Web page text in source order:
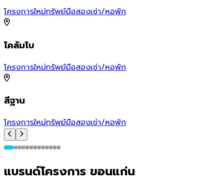
โครงการใหม่ทรัพย์มือสองเช่า/หอพัก
โคลัมโบ
โครงการใหม่ทรัพย์มือสองเช่า/หอพัก
สีฐาน
โครงการใหม่ทรัพย์มือสองเช่า/หอพัก
แบรนด์โครงการ ขอนแก่น